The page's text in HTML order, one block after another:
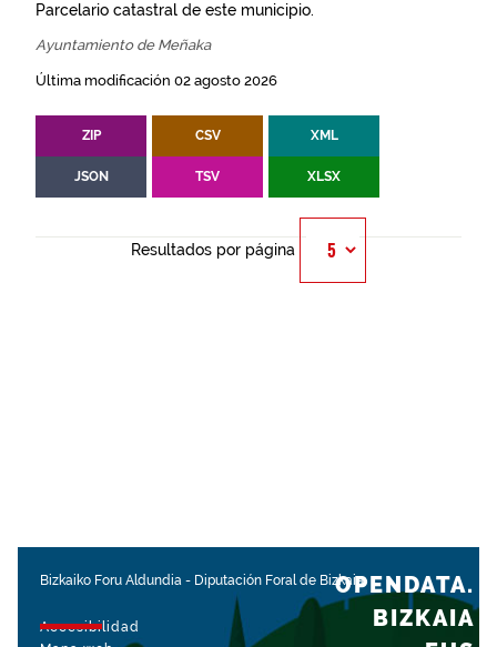
Parcelario catastral de este municipio.
Ayuntamiento de Meñaka
Última modificación 02 agosto 2026
ZIP CSV XML
JSON TSV XLSX
Resultados por página
Bizkaiko Foru Aldundia - Diputación Foral de Bizkaia
Accesibilidad
OPENDATA.
BIZKAIA